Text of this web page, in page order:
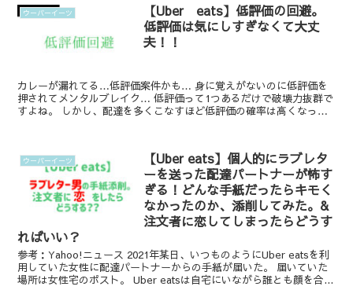
ウーバーイーツ
【Uber eats】低評価の回避。
低評価は気にしすぎなくて大丈
夫！！
カレーが漏れてる…低評価案件かも… 身に覚えがないのに低評価を
押されてメンタルブレイク… 低評価って1つあるだけで破壊力抜群で
すよね。 しかし、配達を多くこなすほど低評価の確率は高くなって
ウーバーイーツ
【Uber eats】個人的にラブレタ
ーを送った配達パートナーが怖す
ぎる！どんな手紙だったらキモく
なかったのか、添削してみた。&
注文者に恋してしまったらどうす
ればいい？
参考：Yahoo!ニュース 2021年某日、いつものようにUber eatsを利
用していた女性に配達パートナーからの手紙が届いた。 届いていた
場所は女性宅のポスト。 Uber eatsは自宅にいながら誰とも顔を合...